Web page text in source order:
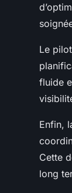
Le
fluide
Enfin,
Cette
long